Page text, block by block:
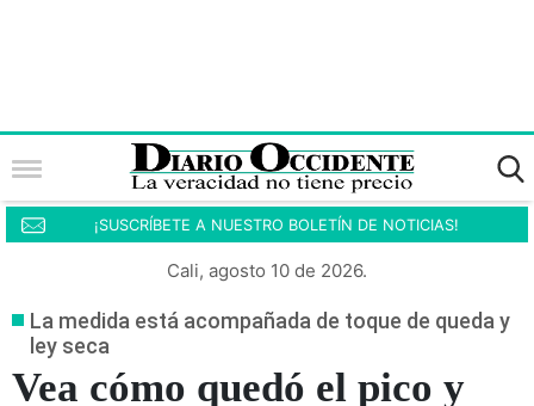
¡SUSCRÍBETE A NUESTRO BOLETÍN DE NOTICIAS!
Cali, agosto 10 de 2026.
La medida está acompañada de toque de queda y
ley seca
Vea cómo quedó el pico y